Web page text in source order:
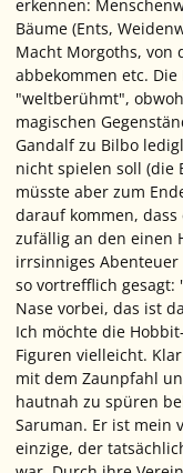
erkennen:
Bäume (Ents,
Macht Morgoths, von
abbekommen etc.
"weltberühmt",
magischen
Gandalf zu Bilbo
nicht spielen soll (die
müsste aber zum
darauf kommen, dass
zufällig an den einen
irrsinniges
so vortrefflich
Nase vorbei, das ist
Ich möchte die
Figuren vielleicht.
mit dem Zaunpfahl
hautnah zu spüren
Saruman. Er ist mein
einzige, der